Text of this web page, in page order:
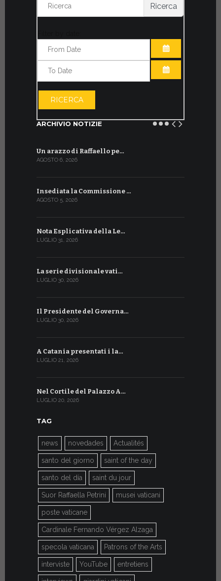
Ricerca
APRI IL
RICERCA
ARCHIVIO NOTIZIE
Un arazzo di Raffaello pe…
AGOSTO 6, 2026
Insediata la Commissione …
AGOSTO 5, 2026
Nota Esplicativa della Le…
LUGLIO 31, 2026
La serie divisionale vati…
LUGLIO 30, 2026
Il Presidente del Governa…
LUGLIO 30, 2026
A Catania presentati i la…
LUGLIO 21, 2026
Nel Cortile del Palazzo A…
LUGLIO 20, 2026
TAG
news novedades Actualités
santo del giorno saint of the day
santo del día saint du jour
Suor Raffaella Petrini musei vaticani
poste vaticane
Cardinale Fernando Vérgez Alzaga
specola vaticana Patrons of the Arts
interviste YouTube entretiens